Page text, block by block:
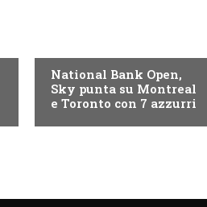
National Bank Open,
Sky punta su Montreal
e Toronto con 7 azzurri